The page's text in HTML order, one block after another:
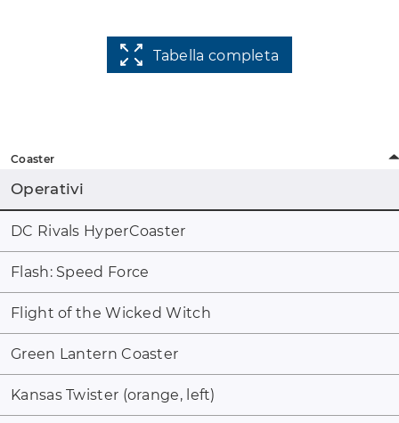
Tabella completa
Coaster
Operativi
DC Rivals HyperCoaster
Flash: Speed Force
Flight of the Wicked Witch
Green Lantern Coaster
Kansas Twister (orange, left)